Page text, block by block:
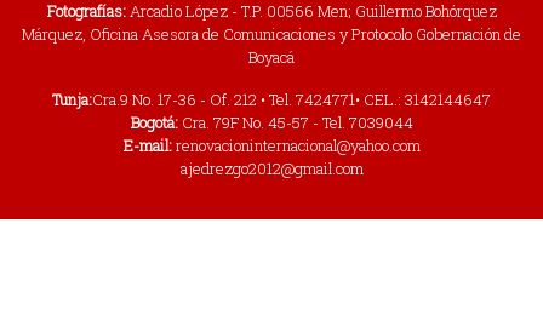
Fotografías:Arcadio López - T.P. 00566 Men; Guillermo Bohórquez
Márquez, Oficina Asesora de Comunicaciones y Protocolo Gobernación de
Boyacá
Tunja:Cra.9 No. 17-36 - Of. 212 • Tel. 7424771• CEL.: 3142144647
Bogotá:Cra. 79F No. 45-57 - Tel. 7039044
E-mail:renovacioninternacional@yahoo.com
ajedrezgo2012@gmail.com